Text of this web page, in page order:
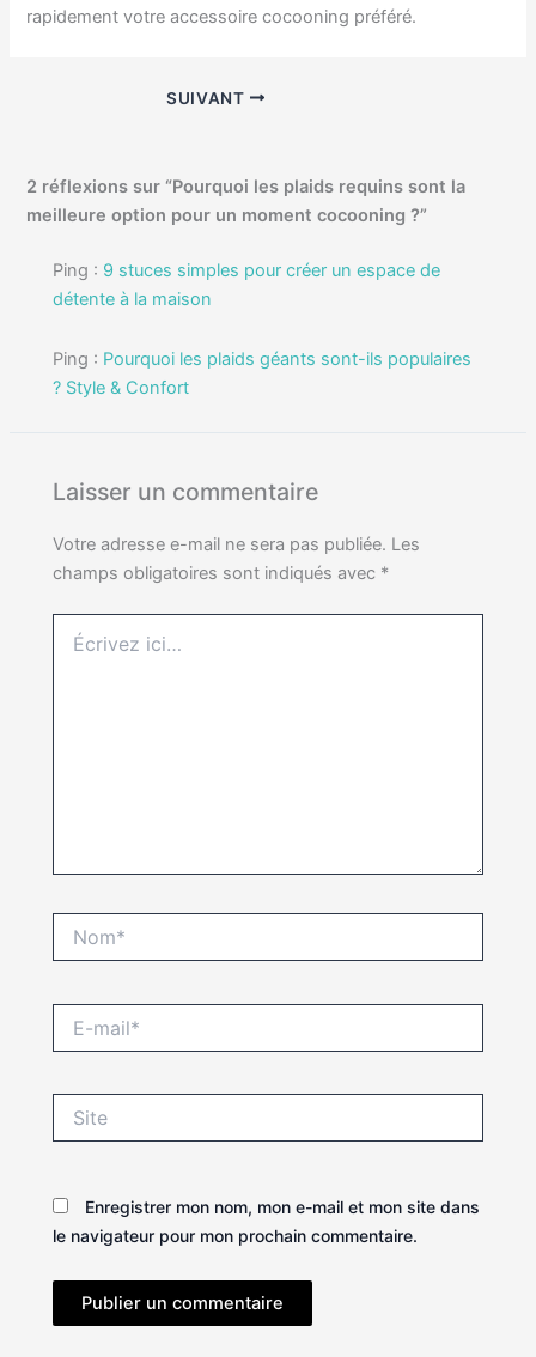
rapidement votre accessoire cocooning préféré.
SUIVANT
2 réflexions sur “Pourquoi les plaids requins sont la
meilleure option pour un moment cocooning ?”
Ping : 9 stuces simples pour créer un espace de
détente à la maison
Ping : Pourquoi les plaids géants sont-ils populaires
? Style & Confort
Laisser un commentaire
Votre adresse e-mail ne sera pas publiée. Les
champs obligatoires sont indiqués avec *
ici…
mail*
Enregistrer mon nom, mon e-mail et mon site dans
le navigateur pour mon prochain commentaire.